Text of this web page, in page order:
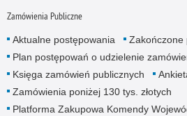
Zamówienia Publiczne
Aktualne postępowania
Zakończone
Plan postępowań o udzielenie
Księga zamówień publicznych
Zamówienia poniżej 130 tys. złotych
Platforma Zakupowa Komendy